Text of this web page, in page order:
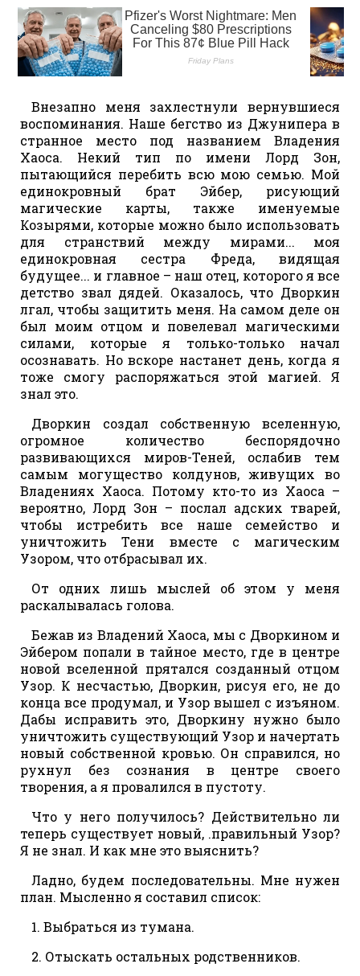
Внезапно меня захлестнули вернувшиеся
воспоминания. Наше бегство из Джунипера в
странное место под названием Владения
Хаоса. Некий тип по имени Лорд Зон,
пытающийся перебить всю мою семью. Мой
единокровный брат Эйбер, рисующий
магические карты, также именуемые
Козырями, которые можно было использовать
для странствий между мирами... моя
единокровная сестра Фреда, видящая
будущее... и главное – наш отец, которого я все
детство звал дядей. Оказалось, что Дворкин
лгал, чтобы защитить меня. На самом деле он
был моим отцом и повелевал магическими
силами, которые я только-только начал
осознавать. Но вскоре настанет день, когда я
тоже смогу распоряжаться этой магией. Я
знал это.
Дворкин создал собственную вселенную,
огромное количество беспорядочно
развивающихся миров-Теней, ослабив тем
самым могущество колдунов, живущих во
Владениях Хаоса. Потому кто-то из Хаоса –
вероятно, Лорд Зон – послал адских тварей,
чтобы истребить все наше семейство и
уничтожить Тени вместе с магическим
Узором, что отбрасывал их.
От одних лишь мыслей об этом у меня
раскалывалась голова.
Бежав из Владений Хаоса, мы с Дворкином и
Эйбером попали в тайное место, где в центре
новой вселенной прятался созданный отцом
Узор. К несчастью, Дворкин, рисуя его, не до
конца все продумал, и Узор вышел с изъяном.
Дабы исправить это, Дворкину нужно было
уничтожить существующий Узор и начертать
новый собственной кровью. Он справился, но
рухнул без сознания в центре своего
творения, а я провалился в пустоту.
Что у него получилось? Действительно ли
теперь существует новый, .правильный Узор?
Я не знал. И как мне это выяснить?
Ладно, будем последовательны. Мне нужен
план. Мысленно я составил список:
1. Выбраться из тумана.
2. Отыскать остальных родственников.